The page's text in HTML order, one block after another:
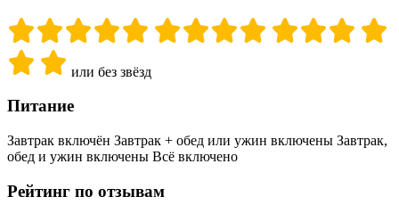
или без звёзд
Питание
Завтрак включён Завтрак + обед или ужин включены Завтрак,
обед и ужин включены Всё включено
Рейтинг по отзывам